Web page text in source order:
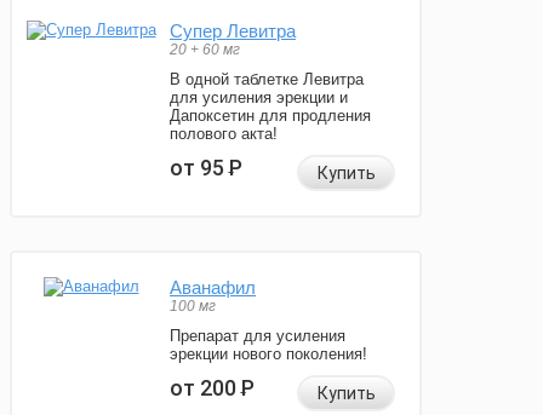
Супер Левитра
20 + 60 мг
В одной таблетке Левитра
для усиления эрекции и
Дапоксетин для продления
полового акта!
от 95Р Купить
Аванафил
100 мг
Препарат для усиления
эрекции нового поколения!
от 200Р Купить